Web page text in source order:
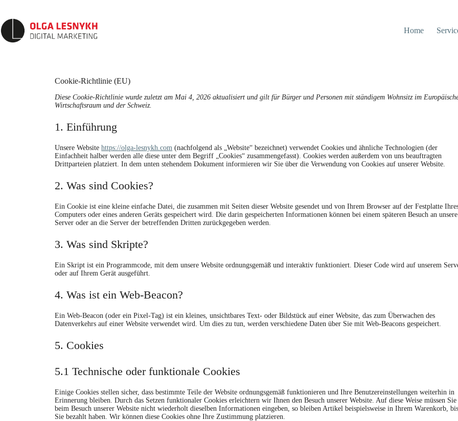
content
Home
Cookie-Richtlinie (EU)
Diese Cookie-Richtlinie wurde zuletzt am Mai 4, 2026 aktualisiert und gilt für Bürger und Personen mit ständigem Wohnsitz im
Wirtschaftsraum und der Schweiz.
1. Einführung
Unsere Websitehttps://olga-lesnykh.com (nachfolgend als „Website“ bezeichnet) verwendet Cookies und ähnliche Technologien (der
Einfachheit halber werden alle diese unter dem Begriff „Cookies“ zusammengefasst). Cookies werden außerdem von uns beauftragten
Drittparteien platziert. In dem unten stehendem Dokument informieren wir Sie über die Verwendung von Cookies auf unserer Website.
2. Was sind Cookies?
Ein Cookie ist eine kleine einfache Datei, die zusammen mit Seiten dieser Website gesendet und von Ihrem Browser auf der Festplatte
Computers oder eines anderen Geräts gespeichert wird. Die darin gespeicherten Informationen können bei einem späteren Besuch an unsere
Server oder an die Server der betreffenden Dritten zurückgegeben werden.
3. Was sind Skripte?
Ein Skript ist ein Programmcode, mit dem unsere Website ordnungsgemäß und interaktiv funktioniert. Dieser Code wird auf unserem
oder auf Ihrem Gerät ausgeführt.
4. Was ist ein Web-Beacon?
Ein Web-Beacon (oder ein Pixel-Tag) ist ein kleines, unsichtbares Text- oder Bildstück auf einer Website, das zum Überwachen des
Datenverkehrs auf einer Website verwendet wird. Um dies zu tun, werden verschiedene Daten über Sie mit Web-Beacons gespeichert.
5. Cookies
5.1 Technische oder funktionale Cookies
Einige Cookies stellen sicher, dass bestimmte Teile der Website ordnungsgemäß funktionieren und Ihre Benutzereinstellungen weiterhin in
Erinnerung bleiben. Durch das Setzen funktionaler Cookies erleichtern wir Ihnen den Besuch unserer Website. Auf diese Weise müssen Sie
beim Besuch unserer Website nicht wiederholt dieselben Informationen eingeben, so bleiben Artikel beispielsweise in Ihrem Warenkorb,
Sie bezahlt haben. Wir können diese Cookies ohne Ihre Zustimmung platzieren.